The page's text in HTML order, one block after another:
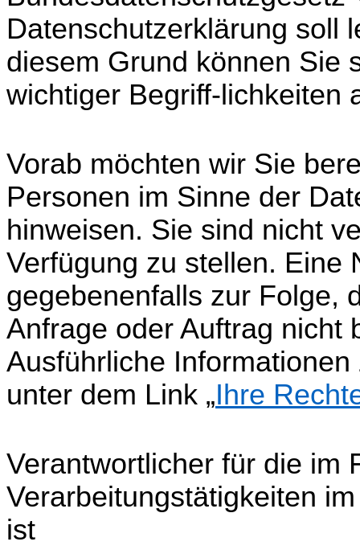
Datenschutzerklärung soll
diesem Grund können Sie
wichtiger Begriff-lichkeiten
Vorab möchten wir Sie
Personen im Sinne der
hinweisen. Sie sind nicht
Verfügung zu stellen. Eine
gegebenenfalls zur Folge,
Anfrage oder Auftrag nicht
Ausführliche
unter dem Link „Ihre
Verantwortlicher für die im
Verarbeitungstätigkeiten
ist